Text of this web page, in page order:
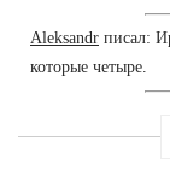
Aleksandr писал:
которые четыре.